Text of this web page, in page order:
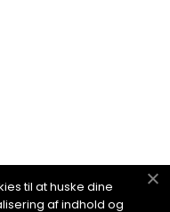
til at huske dine
af indhold og